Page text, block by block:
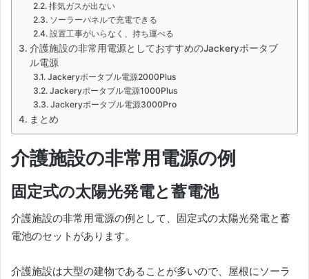
排気ガスが出ない
ソーラーパネルで充電できる
設置工事がいらなく、持ち運べる
介護施設の非常用電源としておすすめのJackeryポータブ
ル電源
Jackeryポータブル電源2000Plus
Jackeryポータブル電源1000Plus
Jackeryポータブル電源3000Pro
まとめ
介護施設の非常用電源の例
固定式の太陽光発電と蓄電池
介護施設の非常用電源の例として、固定式の太陽光発電と蓄
電池のセットがあります。
介護施設は大型の建物であることが多いので、屋根にソーラ